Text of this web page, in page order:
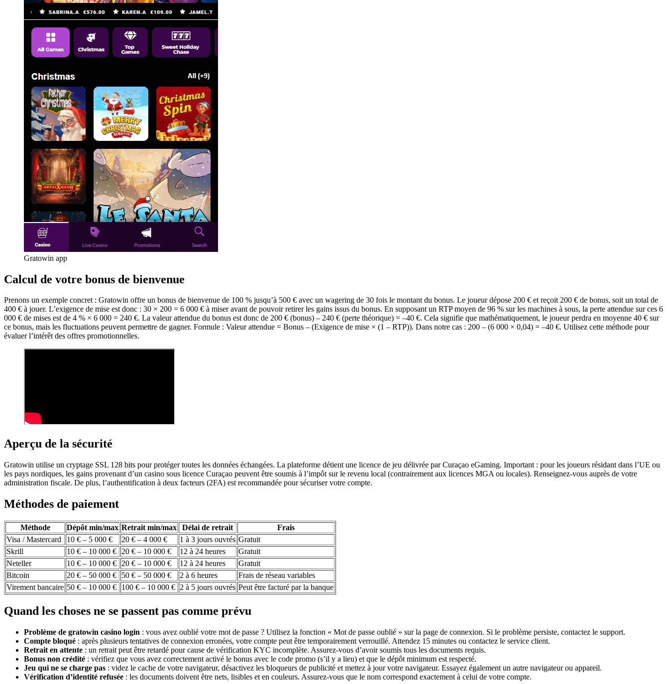
Gratowin app
Calcul de votre bonus de bienvenue
Prenons un exemple concret : Gratowin offre un bonus de bienvenue de 100 % jusqu’à 500 € avec un wagering de 30 fois le montant du bonus. Le joueur dépose 200 € et reçoit 200 € de bonus, soit un total de
400 € à jouer. L’exigence de mise est donc : 30 × 200 = 6 000 € à miser avant de pouvoir retirer les gains issus du bonus. En supposant un RTP moyen de 96 % sur les machines à sous, la perte attendue sur ces 6
000 € de mises est de 4 % × 6 000 = 240 €. La valeur attendue du bonus est donc de 200 € (bonus) – 240 € (perte théorique) = –40 €. Cela signifie que mathématiquement, le joueur perdra en moyenne 40 € sur
ce bonus, mais les fluctuations peuvent permettre de gagner. Formule : Valeur attendue = Bonus – (Exigence de mise × (1 – RTP)). Dans notre cas : 200 – (6 000 × 0,04) = –40 €. Utilisez cette méthode pour
évaluer l’intérêt des offres promotionnelles.
Aperçu de la sécurité
Gratowin utilise un cryptage SSL 128 bits pour protéger toutes les données échangées. La plateforme détient une licence de jeu délivrée par Curaçao eGaming. Important : pour les joueurs résidant dans l’UE ou
les pays nordiques, les gains provenant d’un casino sous licence Curaçao peuvent être soumis à l’impôt sur le revenu local (contrairement aux licences MGA ou locales). Renseignez-vous auprès de votre
administration fiscale. De plus, l’authentification à deux facteurs (2FA) est recommandée pour sécuriser votre compte.
Méthodes de paiement
Méthode Dépôt min/max Retrait min/max Délai de retrait
Frais
Visa / Mastercard
10 € – 5 000 € 20 € – 4 000 € 1 à 3 jours ouvrés Gratuit
Skrill
10 € – 10 000 € 20 € – 10 000 € 12 à 24 heures
Gratuit
Neteller
10 € – 10 000 € 20 € – 10 000 € 12 à 24 heures
Gratuit
Bitcoin
20 € – 50 000 € 50 € – 50 000 € 2 à 6 heures
Frais de réseau variables
Virement bancaire 50 € – 10 000 € 100 € – 10 000 € 2 à 5 jours ouvrés Peut être facturé par la banque
Quand les choses ne se passent pas comme prévu
Problème de gratowin casino login : vous avez oublié votre mot de passe ? Utilisez la fonction « Mot de passe oublié » sur la page de connexion. Si le problème persiste, contactez le support.
Compte bloqué : après plusieurs tentatives de connexion erronées, votre compte peut être temporairement verrouillé. Attendez 15 minutes ou contactez le service client.
Retrait en attente : un retrait peut être retardé pour cause de vérification KYC incomplète. Assurez-vous d’avoir soumis tous les documents requis.
Bonus non crédité : vérifiez que vous avez correctement activé le bonus avec le code promo (s’il y a lieu) et que le dépôt minimum est respecté.
Jeu qui ne se charge pas : videz le cache de votre navigateur, désactivez les bloqueurs de publicité et mettez à jour votre navigateur. Essayez également un autre navigateur ou appareil.
Vérification d’identité refusée : les documents doivent être nets, lisibles et en couleurs. Assurez-vous que le nom correspond exactement à celui de votre compte.